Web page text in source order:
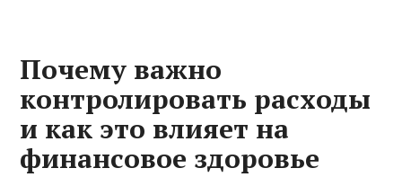
Почему важно
контролировать расходы
и как это влияет на
финансовое здоровье